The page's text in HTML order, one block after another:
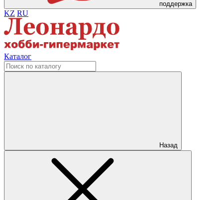
поддержка
KZ RU
Каталог
Назад